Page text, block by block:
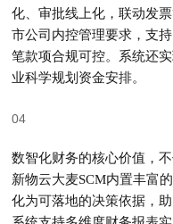
化、审批线上化，联动发
市公司内控管理要求，支
笔款项合规可控。系统还
业科学规划资金安排。
04
数智化财务的核心价值，
新物云大麦SCM内置丰富
化为可落地的决策依据 ，